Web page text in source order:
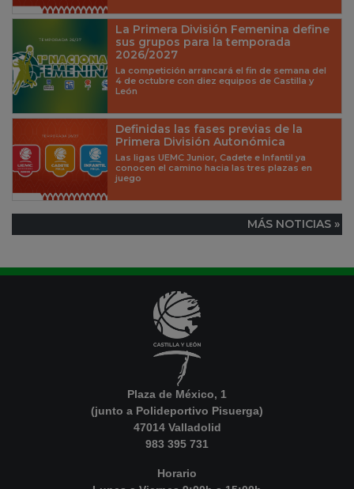
La Primera División Femenina define
sus grupos para la temporada
2026/2027
La competición arrancará el fin de semana del
4 de octubre con diez equipos de Castilla y
León
Definidas las fases previas de la
Primera División Autonómica
Las ligas UEMC Junior, Cadete e Infantil ya
conocen el camino hacia las tres plazas en
juego
MÁS NOTICIAS »
Plaza de México, 1
(junto a Polideportivo Pisuerga)
47014 Valladolid
983 395 731
Horario